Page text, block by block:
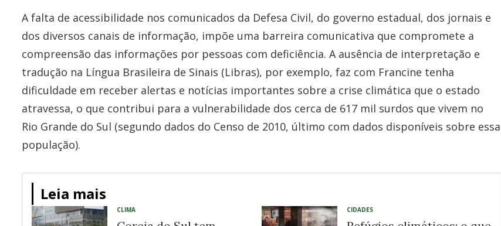
A falta de acessibilidade nos comunicados da Defesa Civil, do governo estadual, dos jornais e
dos diversos canais de informação, impõe uma barreira comunicativa que compromete a
compreensão das informações por pessoas com deficiência. A ausência de interpretação e
tradução na Língua Brasileira de Sinais (Libras), por exemplo, faz com Francine tenha
dificuldade em receber alertas e notícias importantes sobre a crise climática que o estado
atravessa, o que contribui para a vulnerabilidade dos cerca de 617 mil surdos que vivem no
Rio Grande do Sul (segundo dados do Censo de 2010, último com dados disponíveis sobre essa
população).
Leia mais
CLIMA CIDADES